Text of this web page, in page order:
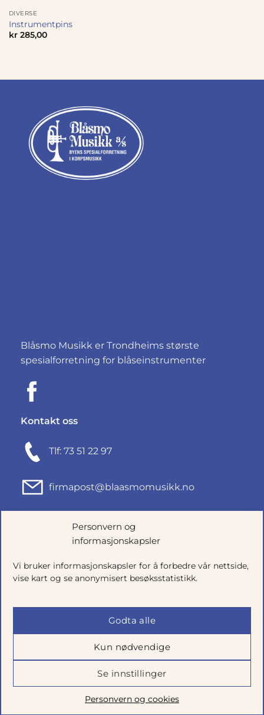
Personvern og
informasjonskapsler
Vi bruker informasjonskapsler for å forbedre vår nettside,
vise kart og se anonymisert besøksstatistikk.
Godta alle
Kun nødvendige
Se innstillinger
Personvern og cookies
DIVERSE
Instrumentpins
kr285,00
Blåsmo Musikk er Trondheims største
spesialforretning for blåseinstrumenter
Kontakt oss
Tlf: 73 51 22 97
firmapost@blaasmomusikk.no
Fjordgata 46, 7010 TRONDHEIM
Salgsbetingelser|Personvern|Cookie-innstillinger
Utviklet avTalkto